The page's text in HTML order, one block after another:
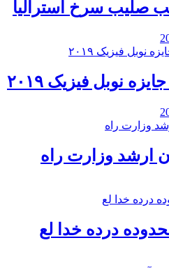
صلیب سرخ استرالیا
نوبل فیزیک ۲۰۱۹
ارشد وزارت راه
درده خدا لع